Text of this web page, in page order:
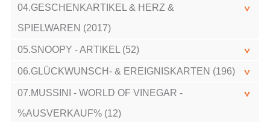
04.GESCHENKARTIKEL & HERZ &
SPIELWAREN (2017)
05.SNOOPY - ARTIKEL (52)
06.GLÜCKWUNSCH- & EREIGNISKARTEN (196)
07.MUSSINI - WORLD OF VINEGAR -
%AUSVERKAUF% (12)